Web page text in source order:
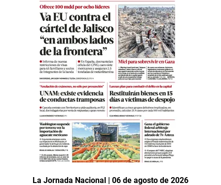
La Jornada Nacional | 06 de agosto de 2026